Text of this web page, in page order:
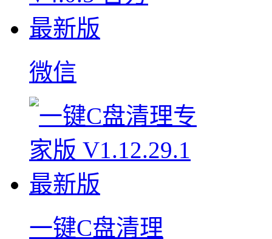
微信
一键C盘清理